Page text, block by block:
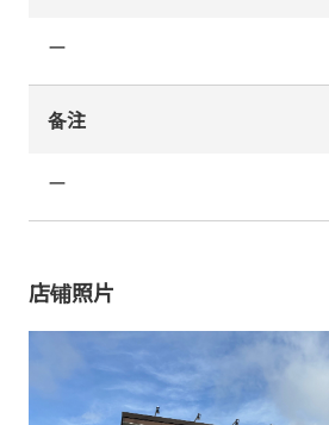
ー
备注
ー
店铺照片